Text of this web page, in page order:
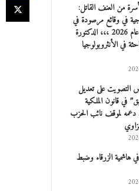
من العنف القاتل:
في وقائع مرصودة في
الأردن خلال عام 2026 ،،، الدكتورة
في الأنثروبولوجيا
التصويت على تعديل
في قانون الملكية
دعمه لموقف نائب الحزب
الزرقاء وضبط